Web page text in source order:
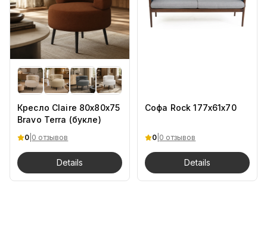
Кресло Claire 80х80х75
Bravo Terra (букле)
0 0 отзывов
Details
Софа Rock 177х61х70
0 0 отзывов
Details